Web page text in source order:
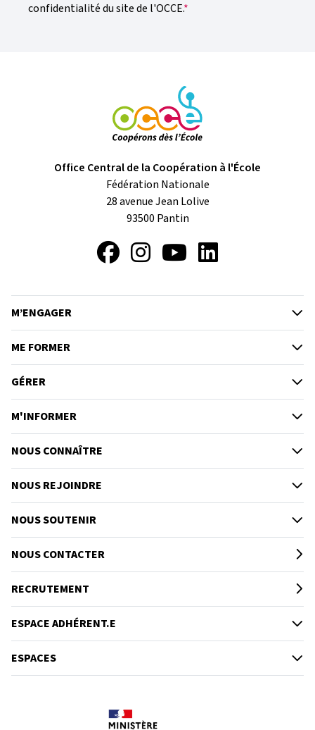
confidentialité du site de l'OCCE.
Office Central de la Coopération à l'École
Fédération Nationale
28 avenue Jean Lolive
93500 Pantin
FacebookInstagramYouTube
M’ENGAGER
ME FORMER
GÉRER
M'INFORMER
NOUS CONNAÎTRE
NOUS REJOINDRE
NOUS SOUTENIR
NOUS CONTACTER
RECRUTEMENT
ESPACE ADHÉRENT.E
ESPACES